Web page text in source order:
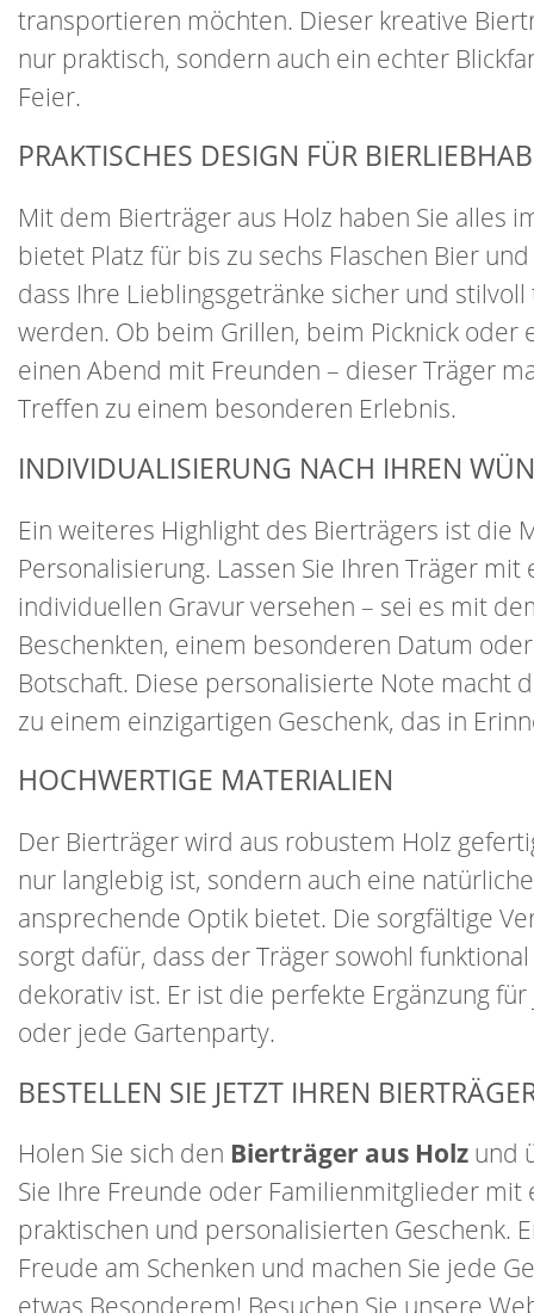
transportieren möchten. Dieser kreative
nur praktisch, sondern auch ein echter
Feier.
PRAKTISCHES DESIGN FÜR
Mit dem Bierträger aus Holz haben Sie alles
bietet Platz für bis zu sechs Flaschen Bier
dass Ihre Lieblingsgetränke sicher und
werden. Ob beim Grillen, beim Picknick oder
einen Abend mit Freunden – dieser Träger
Treffen zu einem besonderen Erlebnis.
INDIVIDUALISIERUNG NACH IHREN
Ein weiteres Highlight des Bierträgers ist die
Personalisierung. Lassen Sie Ihren Träger mit
individuellen Gravur versehen – sei es mit
Beschenkten, einem besonderen Datum
Botschaft. Diese personalisierte Note macht
zu einem einzigartigen Geschenk, das in
HOCHWERTIGE MATERIALIEN
Der Bierträger wird aus robustem Holz
nur langlebig ist, sondern auch eine
ansprechende Optik bietet. Die sorgfältige
sorgt dafür, dass der Träger sowohl
dekorativ ist. Er ist die perfekte Ergänzung
oder jede Gartenparty.
BESTELLEN SIE JETZT IHREN
Holen Sie sich den Bierträger aus Holz und
Sie Ihre Freunde oder Familienmitglieder mit
praktischen und personalisierten Geschenk.
Freude am Schenken und machen Sie jede
etwas Besonderem! Besuchen Sie unsere